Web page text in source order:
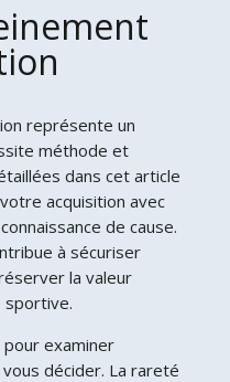
représente un
méthode et
dans cet article
acquisition avec
de cause.
à sécuriser
la valeur
sportive.
examiner
décider. La rareté